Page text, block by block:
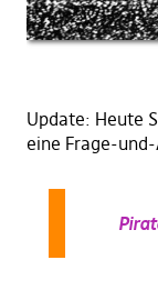
Update: Heute
eine Frage-